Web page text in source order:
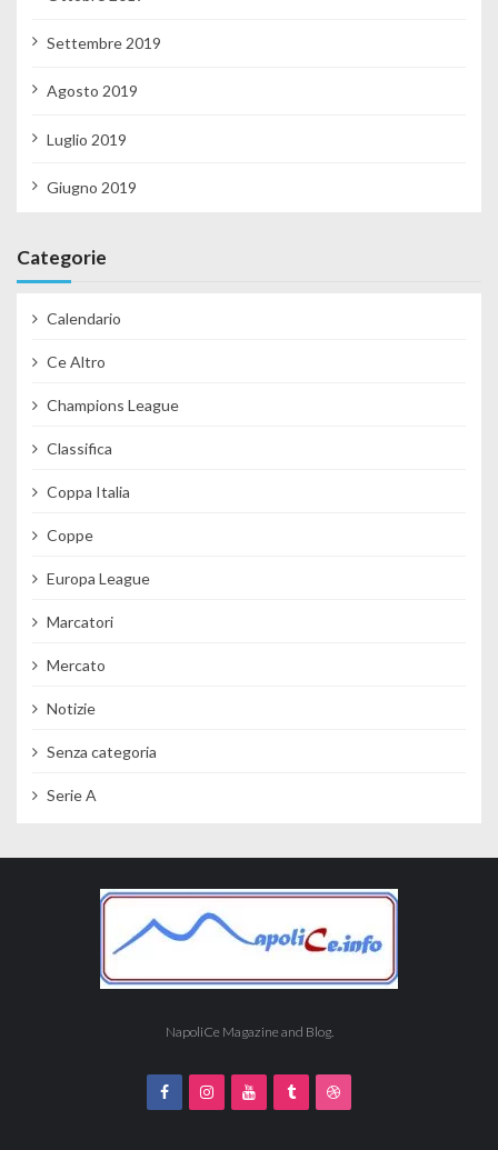
Settembre 2019
Agosto 2019
Luglio 2019
Giugno 2019
Categorie
Calendario
Ce Altro
Champions League
Classifica
Coppa Italia
Coppe
Europa League
Marcatori
Mercato
Notizie
Senza categoria
Serie A
NapoliCe Magazine and Blog.